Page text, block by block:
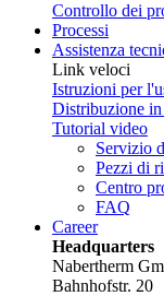
Controllo dei
Processi
Assistenza
Link veloci
Istruzioni per
Distribuzione
Tutorial video
Servizio
Pezzi di
Centro
FAQ
Career
Headquarters
Nabertherm
Bahnhofstr. 20